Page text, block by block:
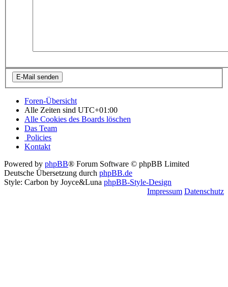
Foren-Übersicht
Alle Zeiten sind UTC+01:00
Alle Cookies des Boards löschen
Das Team
Policies
Kontakt
Powered by phpBB® Forum Software © phpBB Limited
Deutsche Übersetzung durch phpBB.de
Style: Carbon by Joyce&Luna phpBB-Style-Design
Impressum Datenschutz